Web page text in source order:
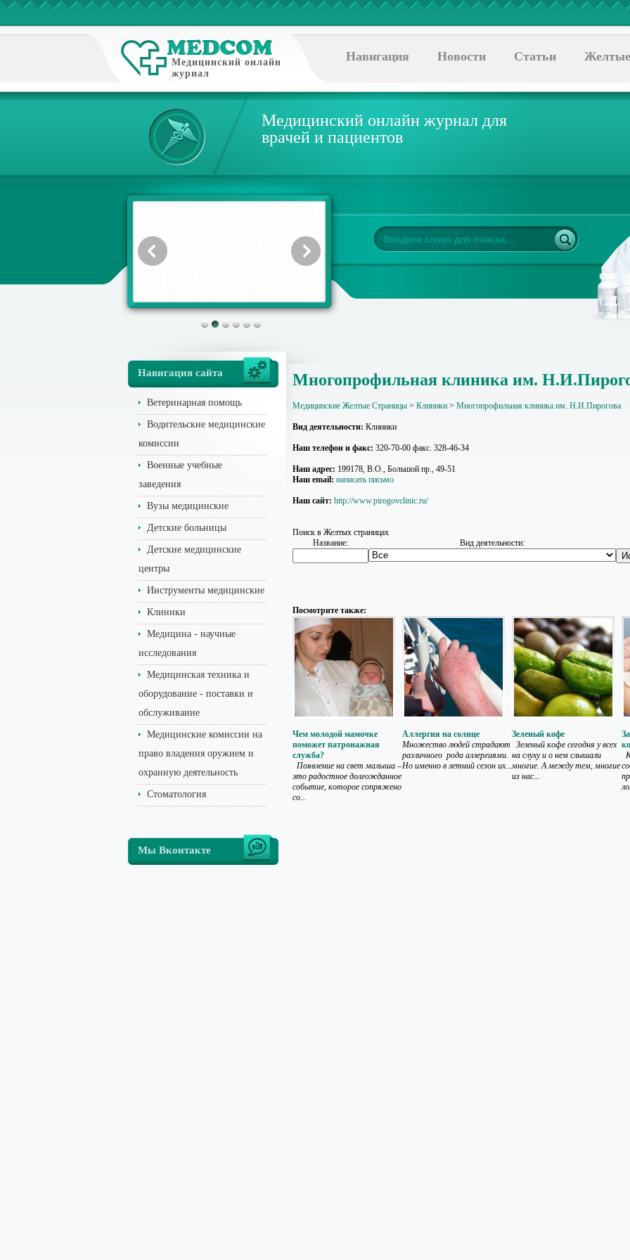
Медицинский онлайн
журнал
Навигация Новости Статьи
Медицинский онлайн журнал для
врачей и пациентов
Навигация сайта
Ветеринарная помощь
Водительские медицинские
комиссии
Военные учебные
заведения
Вузы медицинские
Детские больницы
Детские медицинские
центры
Инструменты медицинские
Клиники
Медицина - научные
исследования
Медицинская техника и
оборудование - поставки и
обслуживание
Медицинские комиссии на
право владения оружием и
охранную деятельность
Стоматология
Мы Вконтакте
Многопрофильная клиника им.
Медицинские Желтые Страницы > Клиники > Многопрофильная клиника им. Н.И.Пирогова
Вид деятельности: Клиники
Наш телефон и факс: 320-70-00 факс. 328-46-34
Наш адрес: 199178, В.О., Большой пр., 49-51
Наш email: написать письмо
Наш сайт: http://www.pirogovclinic.ru/
Поиск в Желтых страницах
Название:
Вид деятельности:
Посмотрите также:
Чем молодой мамочке
поможет патронажная
служба?
Появление на свет малыша –
это радостное долгожданное
событие, которое сопряжено
со...
Аллергия на солнце
Множество людей страдают
различного рода аллергиями.
Но именно в летний сезон их...
Зеленый кофе
Зеленый кофе сегодня у всех
на слуху и о нем слышали
многие. А между тем, многие
из нас...